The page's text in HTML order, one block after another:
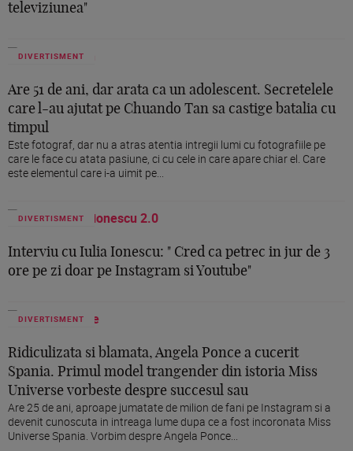
televiziunea"
DIVERTISMENT
Are 51 de ani, dar arata ca un adolescent. Secretelele
care l-au ajutat pe Chuando Tan sa castige batalia cu
timpul
Este fotograf, dar nu a atras atentia intregii lumi cu fotografiile pe
care le face cu atata pasiune, ci cu cele in care apare chiar el. Care
este elementul care i-a uimit pe...
DIVERTISMENT
Interviu cu Iulia Ionescu: " Cred ca petrec in jur de 3
ore pe zi doar pe Instagram si Youtube"
DIVERTISMENT
Ridiculizata si blamata, Angela Ponce a cucerit
Spania. Primul model trangender din istoria Miss
Universe vorbeste despre succesul sau
Are 25 de ani, aproape jumatate de milion de fani pe Instagram si a
devenit cunoscuta in intreaga lume dupa ce a fost incoronata Miss
Universe Spania. Vorbim despre Angela Ponce...